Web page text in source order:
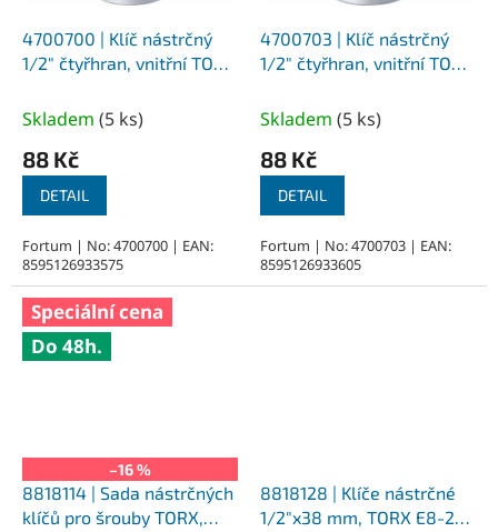
4700700 | Klíč nástrčný
1/2" čtyřhran, vnitřní TORX
Skladem (5 ks)
88 Kč
DETAIL
Fortum | No: 4700700 | EAN:
8595126933575
4700703 | Klíč nástrčný
1/2" čtyřhran, vnitřní TORX
Skladem (5 ks)
88 Kč
DETAIL
Fortum | No: 4700703 | EAN:
8595126933605
Speciální cena
Do 48h.
–16 %
8818114 | Sada nástrčných
klíčů pro šrouby TORX,
8818128 | Klíče nástrčné
1/2″x38 mm, TORX E8-24